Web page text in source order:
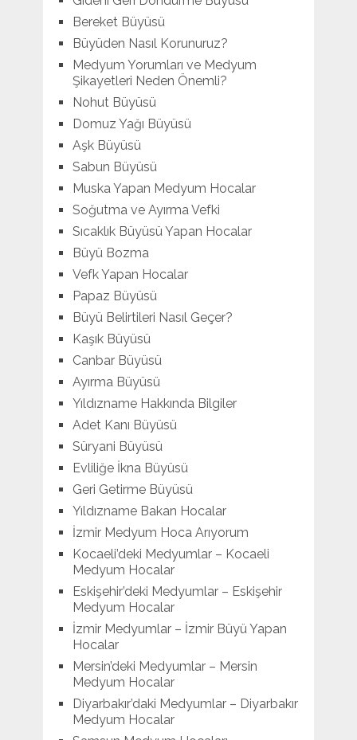
Bereket Büyüsü
Büyüden Nasıl Korunuruz?
Medyum Yorumları ve Medyum
Şikayetleri Neden Önemli?
Nohut Büyüsü
Domuz Yağı Büyüsü
Aşk Büyüsü
Sabun Büyüsü
Muska Yapan Medyum Hocalar
Soğutma ve Ayırma Vefki
Sıcaklık Büyüsü Yapan Hocalar
Büyü Bozma
Vefk Yapan Hocalar
Papaz Büyüsü
Büyü Belirtileri Nasıl Geçer?
Kaşık Büyüsü
Canbar Büyüsü
Ayırma Büyüsü
Yıldızname Hakkında Bilgiler
Adet Kanı Büyüsü
Süryani Büyüsü
Evliliğe İkna Büyüsü
Geri Getirme Büyüsü
Yıldızname Bakan Hocalar
İzmir Medyum Hoca Arıyorum
Kocaeli’deki Medyumlar – Kocaeli
Medyum Hocalar
Eskişehir’deki Medyumlar – Eskişehir
Medyum Hocalar
İzmir Medyumlar – İzmir Büyü Yapan
Hocalar
Mersin’deki Medyumlar – Mersin
Medyum Hocalar
Diyarbakır’daki Medyumlar – Diyarbakır
Medyum Hocalar